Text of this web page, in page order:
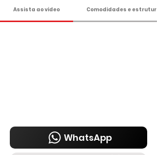
DELMASSO IMÓVEIS - DESDE 1980
Tel: 15 3241.2846
WhatsApp: 15 98178-0158
Assista ao vídeo Comodidades e estrutura
WhatsApp